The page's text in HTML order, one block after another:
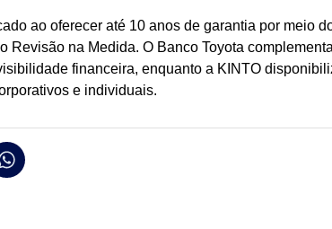
ao oferecer até 10 anos de garantia por meio
Revisão na Medida. O Banco Toyota
financeira, enquanto a KINTO
e individuais.